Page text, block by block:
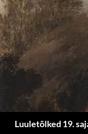
Luuletõlked 19.